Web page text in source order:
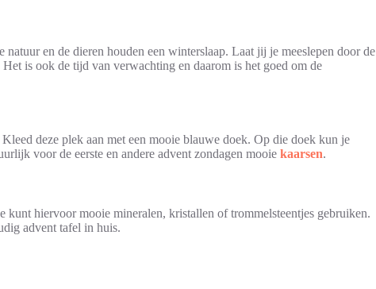
en de dieren houden een winterslaap. Laat jij je meeslepen door de
is ook de tijd van verwachting en daarom is het goed om de
deze plek aan met een mooie blauwe doek. Op die doek kun je
voor de eerste en andere advent zondagen mooie kaarsen.
kunt hiervoor mooie mineralen, kristallen of trommelsteentjes gebruiken.
advent tafel in huis.